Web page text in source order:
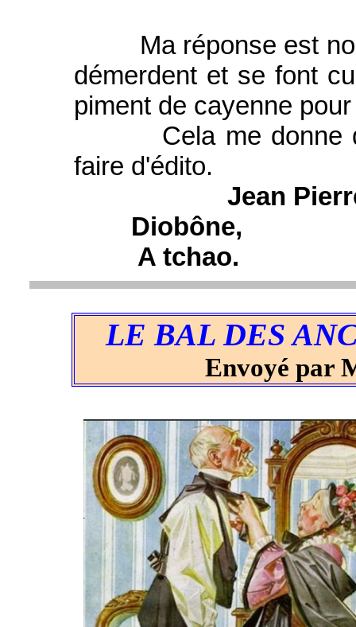
Ma réponse est
démerdent et se font
piment de cayenne
Cela me donne
faire d'édito.
Jean
Diobône,
A tchao.
LE BAL DES
Envoyé par